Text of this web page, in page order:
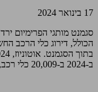
17 בינואר 2024
הכולל, דירוג כלי הרכב
ב-2024 ב-20,009 כלי רכב, ירידה בשיעור